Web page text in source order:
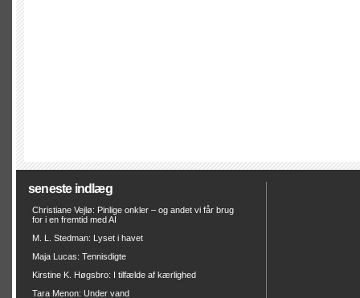
seneste indlæg
Christiane Vejlø: Pinlige onkler – og andet vi får brug
for i en fremtid med AI
M. L. Stedman: Lyset i havet
Maja Lucas: Tennisdigte
Kirstine K. Høgsbro: I tilfælde af kærlighed
Tara Menon: Under vand